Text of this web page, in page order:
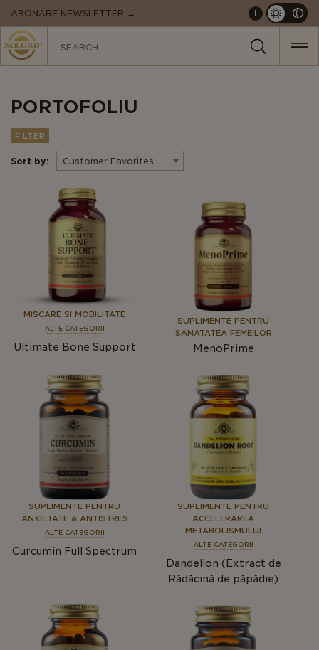
MAIN
NAVIGATION
ABONARE NEWSLETTER → i
PORTOFOLIU
FILTER
Sort by: Customer Favorites
MISCARE SI MOBILITATE
ALTE CATEGORII
Ultimate Bone Support
SUPLIMENTE PENTRU
SĂNĂTATEA FEMEILOR
MenoPrime
SUPLIMENTE PENTRU
ANXIETATE & ANTISTRES
ALTE CATEGORII
Curcumin Full Spectrum
SUPLIMENTE PENTRU
ACCELERAREA
METABOLISMULUI
ALTE CATEGORII
Dandelion (Extract de
Rădăcină de păpădie)